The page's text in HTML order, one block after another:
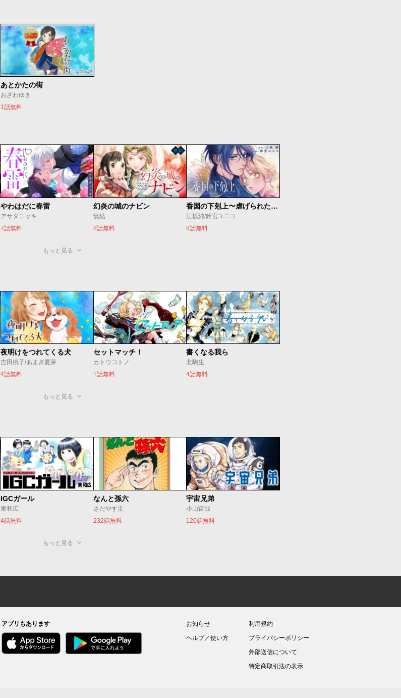
あとかたの街
おざわゆき
1話無料
やわはだに春雷
アサダニッキ
7話無料
幻炎の城のナビン
慎結
8話無料
香国の下剋上〜虐げられた調香師は不遇の皇子と天下を狙う〜
江坂純/鈴宮ユニコ
8話無料
もっと見る
夜明けをつれてくる犬
吉田桃子/あまぎ夏芽
4話無料
セットマッチ！
カトウコトノ
1話無料
書くなる我ら
北駒生
4話無料
もっと見る
IGCガール
東和広
4話無料
なんと孫六
さだやす圭
232話無料
宇宙兄弟
小山宙哉
120話無料
もっと見る
アプリもあります
お知らせ
ヘルプ／使い方
利用規約
プライバシーポリシー
外部送信について
特定商取引法の表示